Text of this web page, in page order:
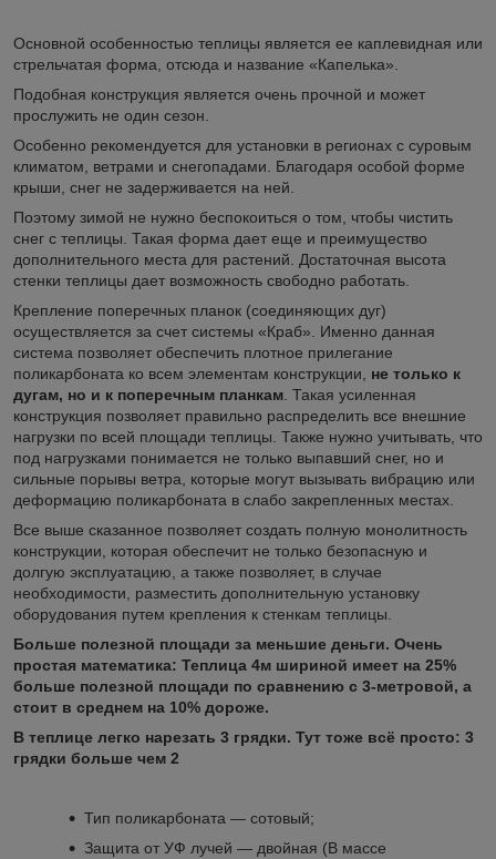
Основной особенностью теплицы является ее каплевидная или
стрельчатая форма, отсюда и название «Капелька».
Подобная конструкция является очень прочной и может
прослужить не один сезон.
Особенно рекомендуется для установки в регионах с суровым
климатом, ветрами и снегопадами. Благодаря особой форме
крыши, снег не задерживается на ней.
Поэтому зимой не нужно беспокоиться о том, чтобы чистить
снег с теплицы. Такая форма дает еще и преимущество
дополнительного места для растений. Достаточная высота
стенки теплицы дает возможность свободно работать.
Крепление поперечных планок (соединяющих дуг)
осуществляется за счет системы «Краб». Именно данная
система позволяет обеспечить плотное прилегание
поликарбоната ко всем элементам конструкции, не только к
дугам, но и к поперечным планкам. Такая усиленная
конструкция позволяет правильно распределить все внешние
нагрузки по всей площади теплицы. Также нужно учитывать, что
под нагрузками понимается не только выпавший снег, но и
сильные порывы ветра, которые могут вызывать вибрацию или
деформацию поликарбоната в слабо закрепленных местах.
Все выше сказанное позволяет создать полную монолитность
конструкции, которая обеспечит не только безопасную и
долгую эксплуатацию, а также позволяет, в случае
необходимости, разместить дополнительную установку
оборудования путем крепления к стенкам теплицы.
Больше полезной площади за меньшие деньги. Очень
простая математика: Теплица 4м шириной имеет на 25%
больше полезной площади по сравнению с 3-метровой, а
стоит в среднем на 10% дороже.
В теплице легко нарезать 3 грядки. Тут тоже всё просто: 3
грядки больше чем 2
Тип поликарбоната ― сотовый;
Защита от УФ лучей ― двойная (В массе